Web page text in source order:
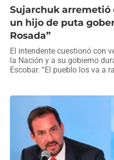
Sujarchuk arremetió
un hijo de puta
Rosada”
El intendente cuestionó con
la Nación y a su gobierno
Escobar. “El pueblo los va a